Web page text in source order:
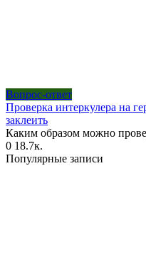
Вопрос-ответ
Проверка интеркулера на
заклеить
Каким образом можно
0 18.7к.
Популярные записи